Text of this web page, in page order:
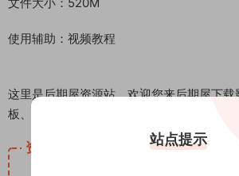
使用辅助：视频教程
这里是后期屋资源站，欢迎您来后期屋下载
板、PR模板、音视频频素材各种插件等）
资源下载 站点提示